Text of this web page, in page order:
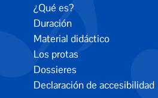
¿Qué es?
Duración
Material didáctico
Los protas
Dossieres
Declaración de accesibilidad